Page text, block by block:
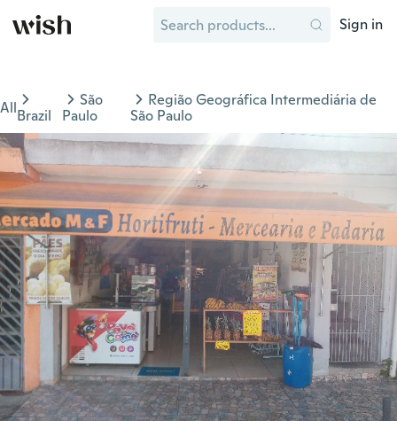
Sign in
AllBrazil
São
Paulo
Região Geográfica Intermediária de
São Paulo